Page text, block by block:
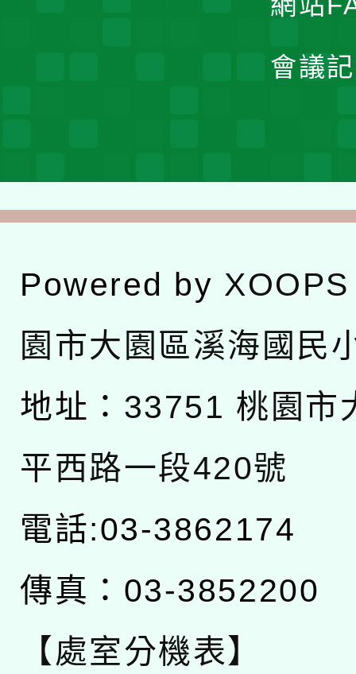
會議
Powered by XOOPS
園市大園區溪海國民
地址： 33751 桃園市
平西路一段420號
電話:03-3862174
傳真：03-3852200
【處室分機表】